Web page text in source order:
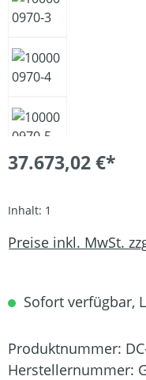
37.673,02 €*
Inhalt: 1
Preise inkl. MwSt.
Sofort verfügbar,
Produktnummer:
Herstellernummer: